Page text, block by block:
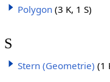
Polygon (3 K, 1 S)
S
Stern (Geometrie) (1